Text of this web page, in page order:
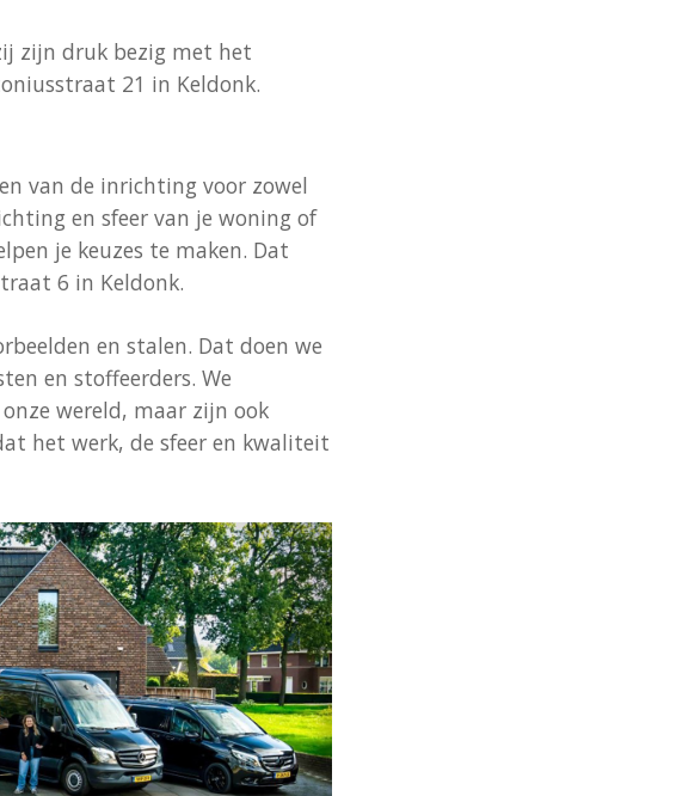
zijn druk bezig met het
21 in Keldonk.
van de inrichting voor zowel
en sfeer van je woning of
je keuzes te maken. Dat
6 in Keldonk.
en stalen. Dat doen we
en stoffeerders. We
wereld, maar zijn ook
het werk, de sfeer en kwaliteit